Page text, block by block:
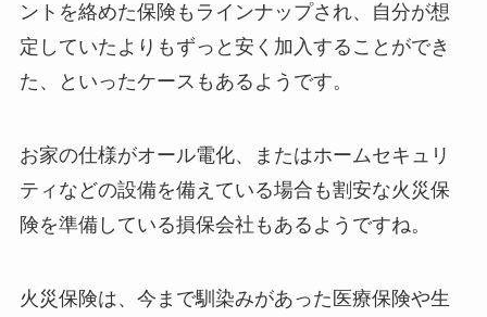
ントを絡めた保険もラインナップされ、自分が想
定していたよりもずっと安く加入することができ
た、といったケースもあるようです。
お家の仕様がオール電化、またはホームセキュリ
ティなどの設備を備えている場合も割安な火災保
険を準備している損保会社もあるようですね。
火災保険は、今まで馴染みがあった医療保険や生